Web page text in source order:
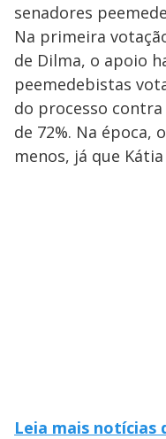
senadores
Na primeira
de Dilma, o apoio
peemedebistas
do processo
de 72%. Na
menos, já que
Leia mais notícias